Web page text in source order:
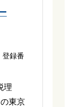
登録番
理
東京